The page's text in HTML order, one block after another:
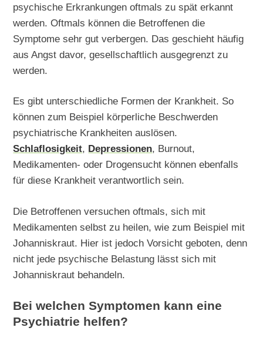
psychische Erkrankungen oftmals zu spät erkannt
werden. Oftmals können die Betroffenen die
Symptome sehr gut verbergen. Das geschieht häufig
aus Angst davor, gesellschaftlich ausgegrenzt zu
werden.
Es gibt unterschiedliche Formen der Krankheit. So
können zum Beispiel körperliche Beschwerden
psychiatrische Krankheiten auslösen.
Schlaflosigkeit, Depressionen, Burnout,
Medikamenten- oder Drogensucht können ebenfalls
für diese Krankheit verantwortlich sein.
Die Betroffenen versuchen oftmals, sich mit
Medikamenten selbst zu heilen, wie zum Beispiel mit
Johanniskraut. Hier ist jedoch Vorsicht geboten, denn
nicht jede psychische Belastung lässt sich mit
Johanniskraut behandeln.
Bei welchen Symptomen kann eine
Psychiatrie helfen?